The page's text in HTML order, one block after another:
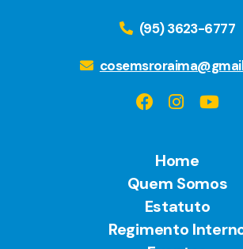
(95) 3623-6777
Home
Quem Somos
Estatuto
Regimento